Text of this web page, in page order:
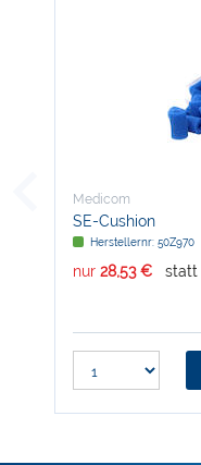
Medicom
SE-Cushion
Herstellernr: 50Z970
nur 28,53 € statt